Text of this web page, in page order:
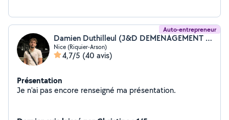
Auto-entrepreneur
Damien Duthilleul (J&D DEMENAGEMENT NICE - MONTE MEUBLE)
Nice (Riquier-Arson)
4,7/5 (40 avis)
Présentation
Je n'ai pas encore renseigné ma présentation.